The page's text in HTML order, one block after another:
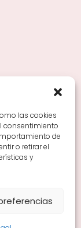
las cookies
consentimiento
de
o retirar el
y
y
de Rioja y